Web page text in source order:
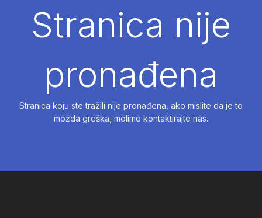
Stranica nije
pronađena
Stranica koju ste tražili nije pronađena, ako mislite da je to
možda greška, molimo kontaktirajte nas.